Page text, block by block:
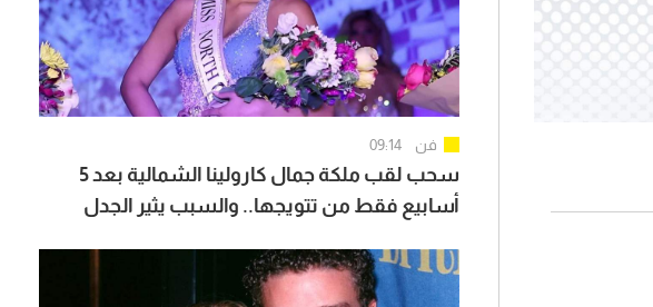
فن 09:14
سحب لقب ملكة جمال كارولينا الشمالية بعد 5
أسابيع فقط من تتويجها.. والسبب يثير الجدل